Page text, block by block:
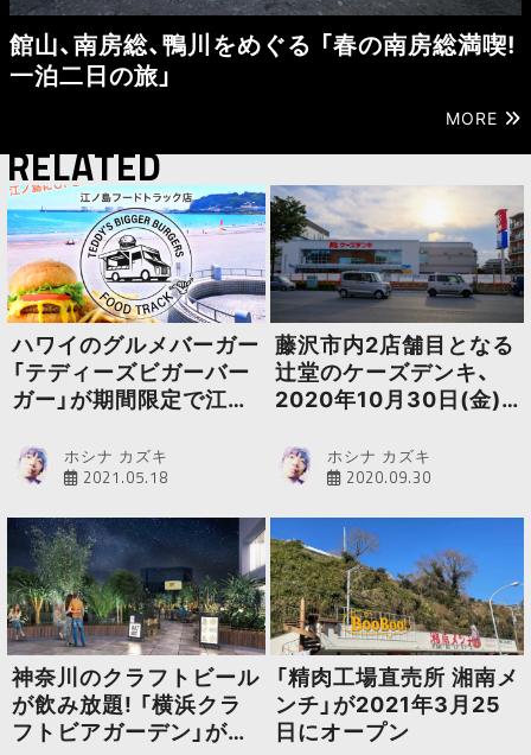
館山、南房総、鴨川をめぐる 「春の南房総満喫!
一泊二日の旅」
MORE
RELATED
ハワイのグルメバーガー
「テディーズビガーバー
ガー」が期間限定で江の
ホシナ カズキ
2021.05.18
藤沢市内2店舗目となる
辻堂のケーズデンキ、
2020年10月30日(金)
ホシナ カズキ
2020.09.30
神奈川のクラフトビール
が飲み放題! 「横浜クラ
フトビアガーデン」が期
「精肉工場直売所 湘南メ
ンチ」が2021年3月25
日にオープン